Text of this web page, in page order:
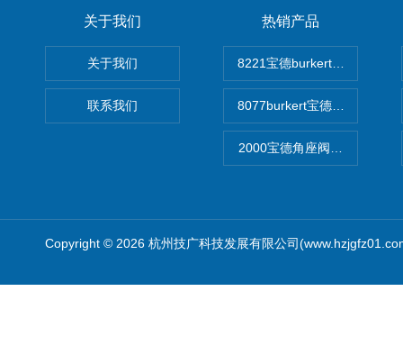
关于我们
关于我们
联系我们
热销产品
8221宝德burkert电导率探头
8077burkert宝德椭圆齿轮脉
2000宝德角座阀德国宝帝
Copyright © 2026 杭州技广科技发展有限公司